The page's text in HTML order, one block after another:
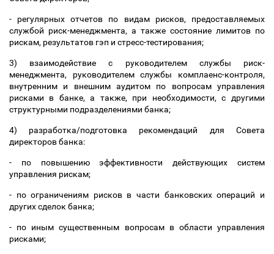
- регулярных отчетов по видам рисков, предоставляемых
службой риск-менеджмента, а также состояние лимитов по
рискам, результатов гэп и стресс-тестирования;
3) взаимодействие с руководителем службы риск-
менеджмента, руководителем службы комплаенс-контроля,
внутренним и внешним аудитом по вопросам управления
рисками в банке, а также, при необходимости, с другими
структурными подразделениями банка;
4) разработка/подготовка рекомендаций для Совета
директоров банка:
- по повышению эффективности действующих систем
управления рискам;
- по ограничениям рисков в части банковских операций и
других сделок банка;
- по иным существенным вопросам в области управления
рисками;